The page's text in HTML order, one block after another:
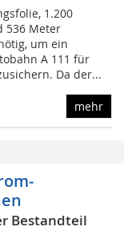
1.200
536 Meter
um ein
A 111 für
Da der...
mehr
Bestandteil